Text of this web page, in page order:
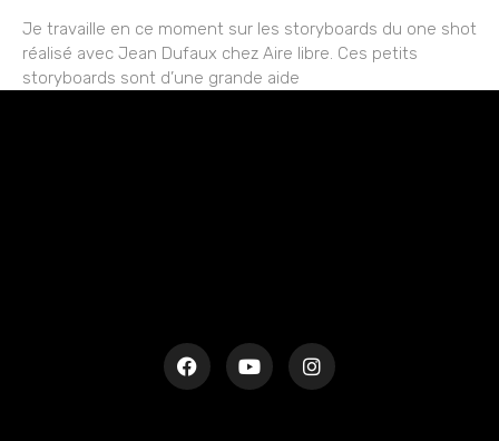
Je travaille en ce moment sur les storyboards du one shot
réalisé avec Jean Dufaux chez Aire libre. Ces petits
storyboards sont d’une grande aide